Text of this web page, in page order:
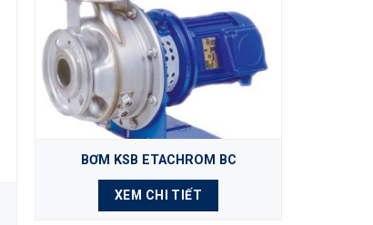
BƠM KSB ETACHROM BC
XEM CHI TIẾT